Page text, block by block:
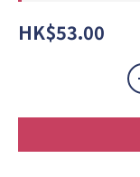
HK$53.00